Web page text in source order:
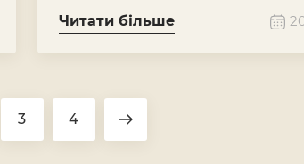
стягненням судового збору.
Читати більше
3 4